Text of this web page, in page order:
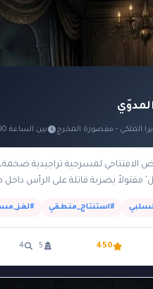
الملكي - مقصورة المخرج بين الساعة 9:00 و 9:45 مساءً
الافتتاحي لمسرحية تراجيدية
مقتولاً بضربة قاتلة على الرأس
#استنتاج_منطقي
450
5
4